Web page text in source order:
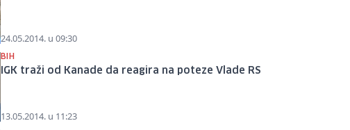
24.05.2014. u 09:30
BIH
IGK traži od Kanade da reagira na poteze Vlade RS
13.05.2014. u 11:23